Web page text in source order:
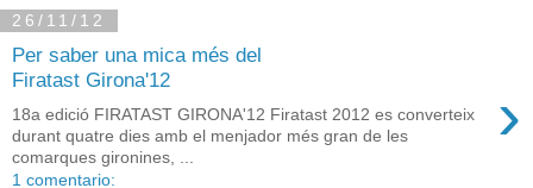
26/11/12
Per saber una mica més del
Firatast Girona'12
›
18a edició FIRATAST GIRONA'12 Firatast 2012 es converteix
durant quatre dies amb el menjador més gran de les
comarques gironines, ...
1 comentario: